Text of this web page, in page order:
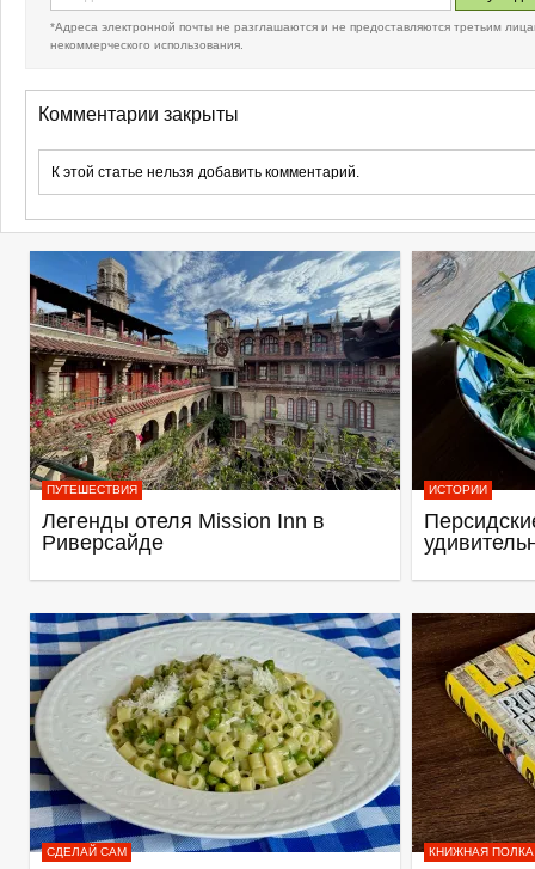
*Адреса электронной почты не разглашаются и не предоставляются третьим
некоммерческого использования.
Комментарии закрыты
К этой статье нельзя добавить комментарий.
ПУТЕШЕСТВИЯ
Легенды отеля Mission Inn в
Риверсайде
ИСТОРИИ
СДЕЛАЙ САМ КНИЖНАЯ ПОЛКА